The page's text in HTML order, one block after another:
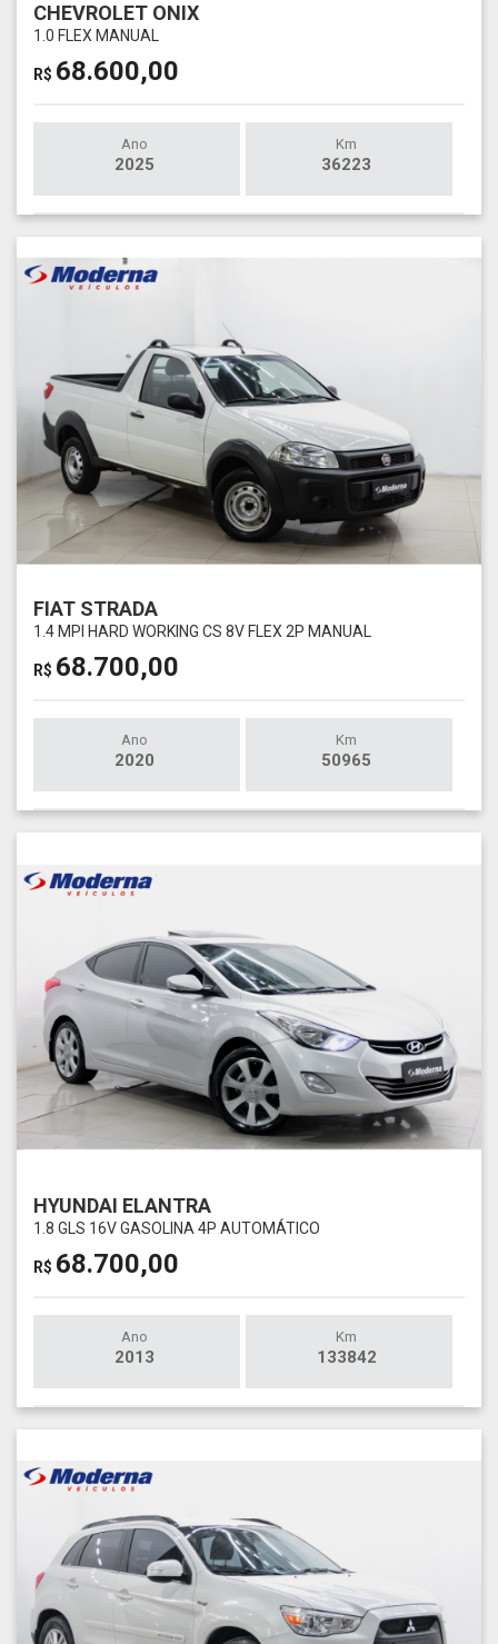
CHEVROLET ONIX
1.0 FLEX MANUAL
R$ 68.600,00
Ano
2025
Km
36223
FIAT STRADA
1.4 MPI HARD WORKING CS 8V FLEX 2P MANUAL
R$ 68.700,00
Ano
2020
Km
50965
HYUNDAI ELANTRA
1.8 GLS 16V GASOLINA 4P AUTOMÁTICO
R$ 68.700,00
Ano
2013
Km
133842